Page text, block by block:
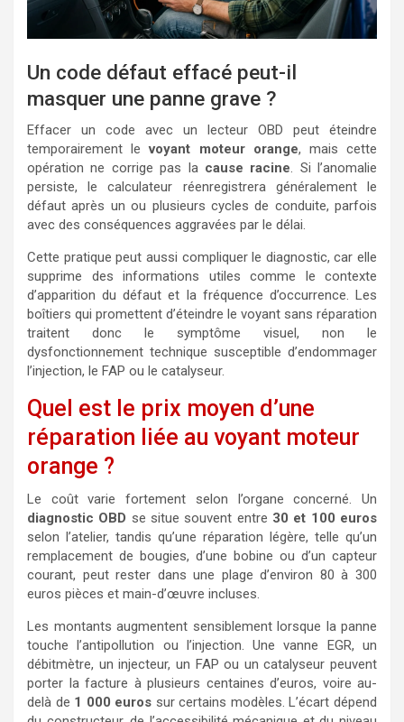
Un code défaut effacé peut-il
masquer une panne grave ?
Effacer un code avec un lecteur OBD peut éteindre
temporairement levoyant moteur orange, mais cette
opération ne corrige pas la cause racine. Si l’anomalie
persiste, le calculateur réenregistrera généralement le
défaut après un ou plusieurs cycles de conduite, parfois
avec des conséquences aggravées par le délai.
Cette pratique peut aussi compliquer le diagnostic, car elle
supprime des informations utiles comme le contexte
d’apparition du défaut et la fréquence d’occurrence. Les
boîtiers qui promettent d’éteindre le voyant sans réparation
traitent donc le symptôme visuel, non le
dysfonctionnement technique susceptible d’endommager
l’injection, le FAP ou le catalyseur.
Quel est le prix moyen d’une
réparation liée au voyant moteur
orange ?
Le coût varie fortement selon l’organe concerné. Un
diagnostic OBD se situe souvent entre 30 et 100 euros
selon l’atelier, tandis qu’une réparation légère, telle qu’un
remplacement de bougies, d’une bobine ou d’un capteur
courant, peut rester dans une plage d’environ 80 à 300
euros pièces et main-d’œuvre incluses.
Les montants augmentent sensiblement lorsque la panne
touche l’antipollution ou l’injection. Une vanne EGR, un
débitmètre, un injecteur, un FAP ou un catalyseur peuvent
porter la facture à plusieurs centaines d’euros, voire au-
delà de 1 000 euros sur certains modèles. L’écart dépend